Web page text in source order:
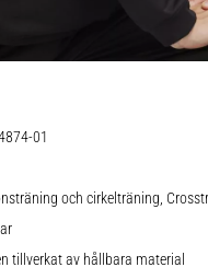
01
och cirkelträning,
tillverkat av hållbara material